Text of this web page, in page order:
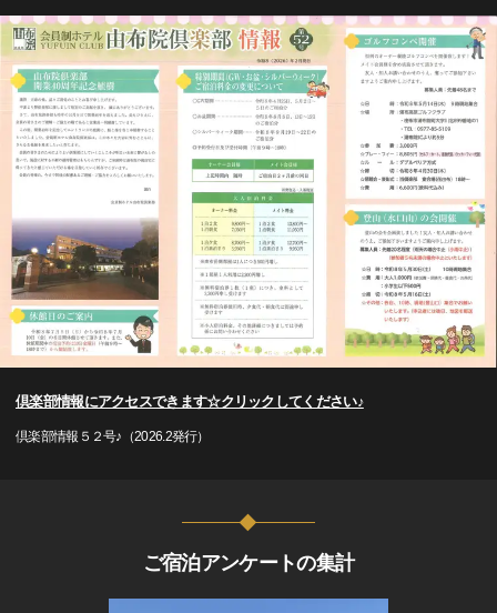
倶楽部情報にアクセスできます☆クリックしてください♪
倶楽部情報５２号♪（2026.2発行）
ご宿泊アンケートの集計